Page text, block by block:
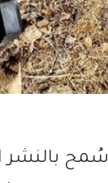
سُمح بالنشر